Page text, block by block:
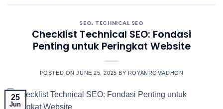
SEO, TECHNICAL SEO
Checklist Technical SEO: Fondasi
Penting untuk Peringkat Website
POSTED ONJUNE 25, 2025 BY ROYANROMADHON
25
Jun